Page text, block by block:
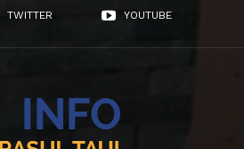
TWITTER YOUTUBE